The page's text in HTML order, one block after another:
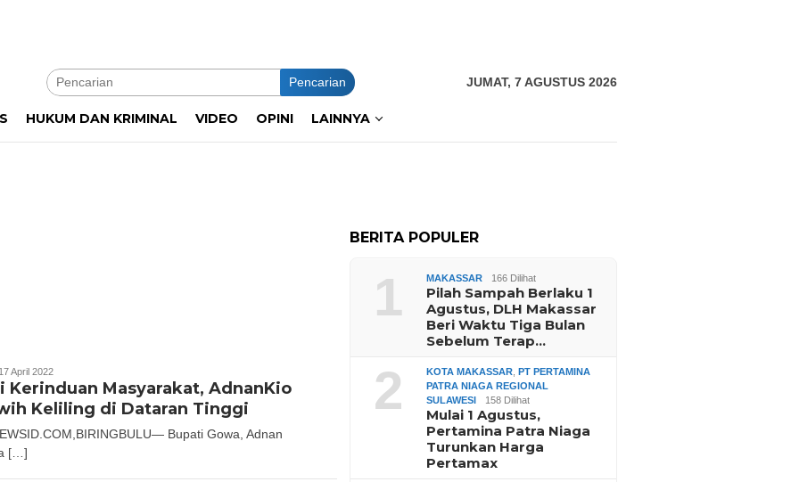
Pencarian JUMAT, 7 AGUSTUS 2026
HUKUM DAN KRIMINAL VIDEO OPINI LAINNYA
17 April 2022
Kerinduan Masyarakat, AdnanKio
Keliling di Dataran Tinggi
Bupati Gowa, Adnan
[…]
BERITA POPULER
1 MAKASSAR 166 Dilihat
Pilah Sampah Berlaku 1
Agustus, DLH Makassar
Beri Waktu Tiga Bulan
Sebelum Terap…
2 KOTA MAKASSAR ,PT PERTAMINA
PATRA NIAGA REGIONAL
SULAWESI
158 Dilihat
Mulai 1 Agustus,
Pertamina Patra Niaga
Turunkan Harga
Pertamax